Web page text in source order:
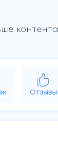
контента
Отзывы